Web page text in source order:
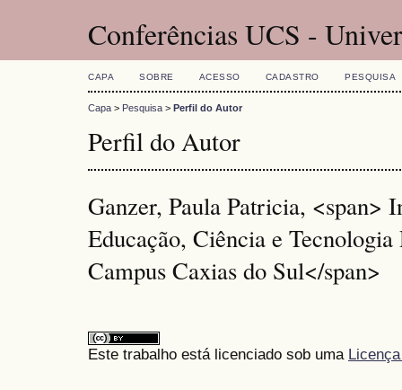
Conferências UCS -
CAPA SOBRE ACESSO CADASTRO PESQUISA
Capa > Pesquisa > Perfil do Autor
Perfil do Autor
Ganzer, Paula Patricia, <span>
Educação, Ciência e
Campus Caxias do Sul</span>
Este trabalho está licenciado sob uma